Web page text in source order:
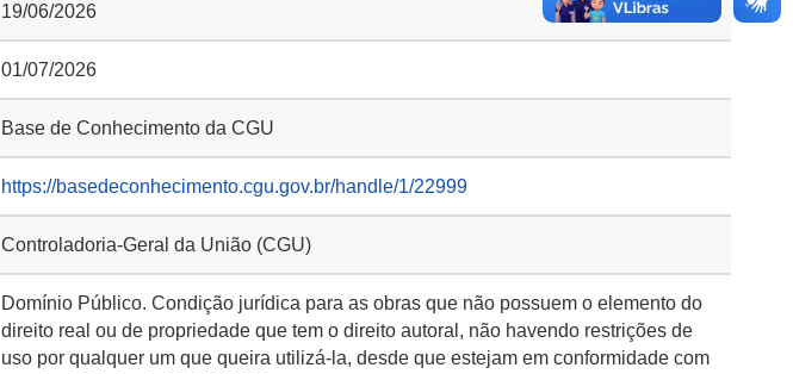
19/06/2026
01/07/2026
Base de Conhecimento da CGU
https://basedeconhecimento.cgu.gov.br/handle/1/22999
Controladoria-Geral da União (CGU)
Domínio Público. Condição jurídica para as obras que não possuem o elemento do
direito real ou de propriedade que tem o direito autoral, não havendo restrições de
uso por qualquer um que queira utilizá-la, desde que estejam em conformidade com